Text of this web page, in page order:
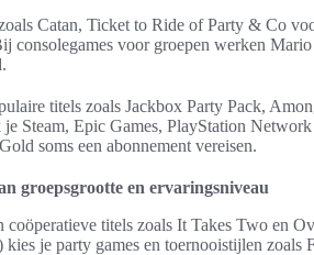
Catan, Ticket to Ride of Party & Co
consolegames voor groepen werken
titels zoals Jackbox Party Pack,
Steam, Epic Games, PlayStation
soms een abonnement vereisen.
groepsgrootte en ervaringsniveau
titels zoals It Takes Two en
je party games en toernooistijlen